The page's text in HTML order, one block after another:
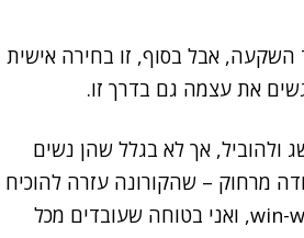
השקעה, אבל בסוף, זו בחירה אישית
את עצמה גם בדרך זו.
ולהוביל, אך לא בגלל שהן נשים
מרחוק – שהקורונה עזרה להוכיח
שאינה רק אפשרית, אלא אפילו מגבירה את התפוקה – זה לגמרי win-win, ואני בטוחה שעובדים מכל